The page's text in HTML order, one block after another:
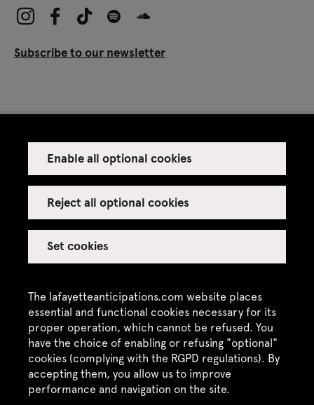
The lafayetteanticipations.com website places
essential and functional cookies necessary for its
proper operation, which cannot be refused. You
have the choice of enabling or refusing "optional"
cookies (complying with the RGPD regulations). By
accepting them, you allow us to improve
performance and navigation on the site.
Enable all optional cookies
Reject all optional cookies
Set cookies
Subscribe to our newsletter
Venue rental
Credits
Privacy policy
CGU / CGV
Site map